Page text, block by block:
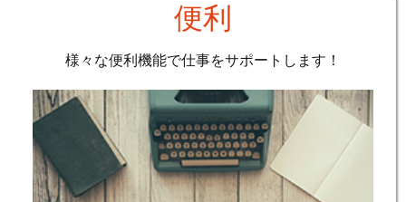
便利
様々な便利機能で仕事をサポートします！